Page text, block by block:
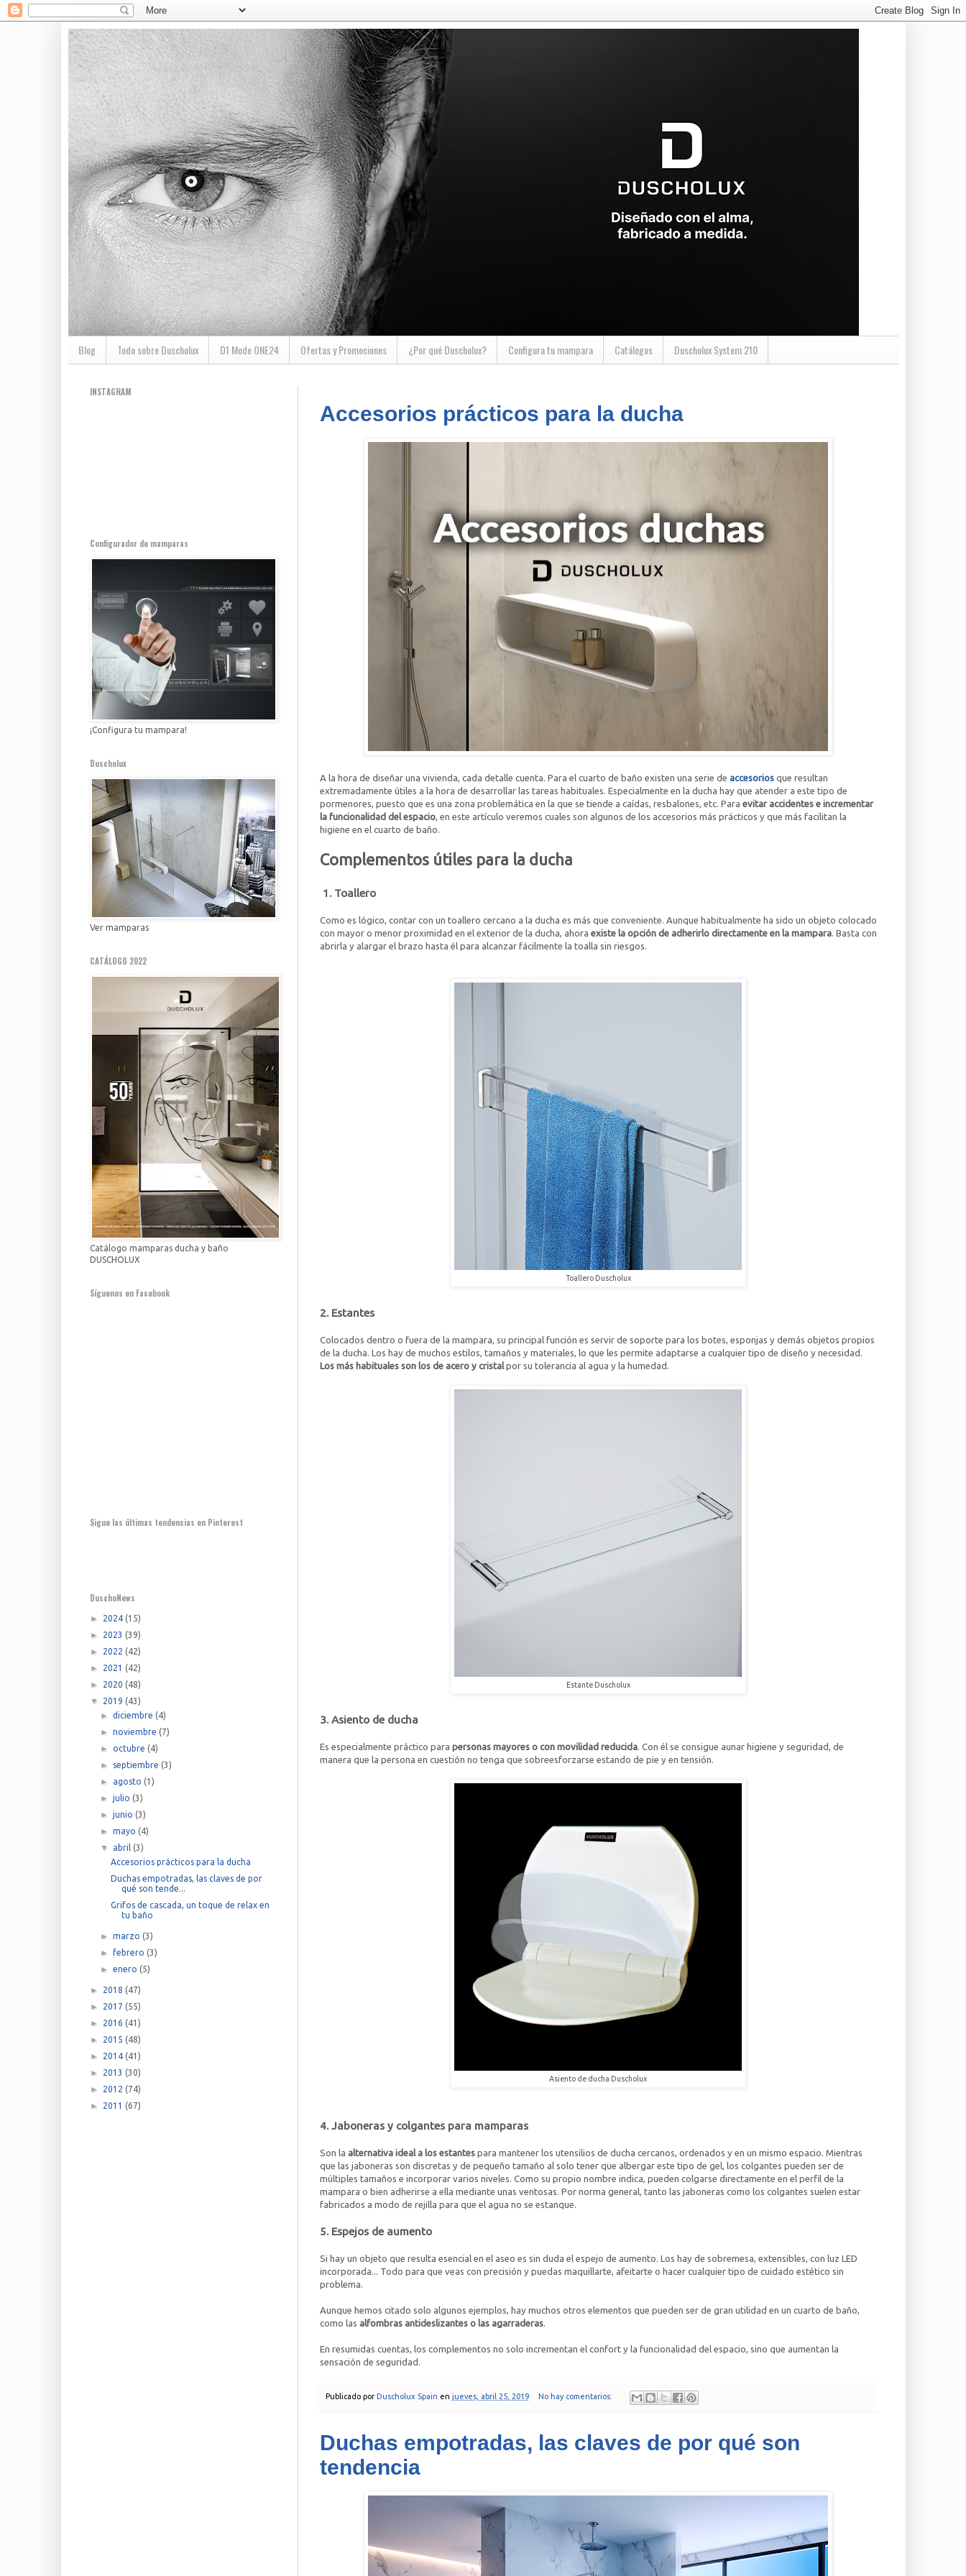
Blog Todo sobre Duscholux D1 Mode ONE24 Ofertas y Promociones ¿Por qué Duscholux? Configura tu mampara Catálogos Duscholux System 210
Accesorios prácticos para la ducha
A la hora de diseñar una vivienda, cada detalle cuenta. Para el cuarto de baño existen una serie de accesorios que resultan
extremadamente útiles a la hora de desarrollar las tareas habituales. Especialmente en la ducha hay que atender a este tipo de
pormenores, puesto que es una zona problemática en la que se tiende a caídas, resbalones, etc. Para evitar accidentes e incrementar
la funcionalidad del espacio, en este artículo veremos cuales son algunos de los accesorios más prácticos y que más facilitan la
higiene en el cuarto de baño.
Complementos útiles para la ducha
1. Toallero
Como es lógico, contar con un toallero cercano a la ducha es más que conveniente. Aunque habitualmente ha sido un objeto colocado
con mayor o menor proximidad en el exterior de la ducha, ahora existe la opción de adherirlo directamente en la mampara. Basta con
abrirla y alargar el brazo hasta él para alcanzar fácilmente la toalla sin riesgos.
Toallero Duscholux
2. Estantes
Colocados dentro o fuera de la mampara, su principal función es servir de soporte para los botes, esponjas y demás objetos propios
de la ducha. Los hay de muchos estilos, tamaños y materiales, lo que les permite adaptarse a cualquier tipo de diseño y necesidad.
Los más habituales son los de acero y cristalpor su tolerancia al agua y la humedad.
Estante Duscholux
3. Asiento de ducha
Es especialmente práctico para personas mayores o con movilidad reducida. Con él se consigue aunar higiene y seguridad, de
manera que la persona en cuestión no tenga que sobreesforzarse estando de pie y en tensión.
Asiento de ducha Duscholux
4. Jaboneras y colgantes para mamparas
Son la alternativa ideal a los estantespara mantener los utensilios de ducha cercanos, ordenados y en un mismo espacio. Mientras
que las jaboneras son discretas y de pequeño tamaño al solo tener que albergar este tipo de gel, los colgantes pueden ser de
múltiples tamaños e incorporar varios niveles. Como su propio nombre indica, pueden colgarse directamente en el perfil de la
mampara o bien adherirse a ella mediante unas ventosas. Por norma general, tanto las jaboneras como los colgantes suelen estar
fabricados a modo de rejilla para que el agua no se estanque.
5. Espejos de aumento
Si hay un objeto que resulta esencial en el aseo es sin duda el espejo de aumento. Los hay de sobremesa, extensibles, con luz LED
incorporada... Todo para que veas con precisión y puedas maquillarte, afeitarte o hacer cualquier tipo de cuidado estético sin
problema.
Aunque hemos citado solo algunos ejemplos, hay muchos otros elementos que pueden ser de gran utilidad en un cuarto de baño,
como las alfombras antideslizantes o las agarraderas.
En resumidas cuentas, los complementos no solo incrementan el confort y la funcionalidad del espacio, sino que aumentan la
sensación de seguridad.
Publicado por Duscholux Spain en jueves, abril 25, 2019 No hay comentarios:
Duchas empotradas, las claves de por qué son
tendencia
INSTAGRAM
Configurador de mamparas
¡Configura tu mampara!
Duscholux
Ver mamparas
CATÁLOGO 2022
Catálogo mamparas ducha y baño
DUSCHOLUX
Síguenos en Facebook
Sigue las últimas tendencias en Pinterest
DuschoNews
► 2024 (15)
► 2023 (39)
► 2022 (42)
► 2021 (42)
► 2020 (48)
▼ 2019 (43)
► diciembre (4)
► noviembre (7)
► octubre (4)
► septiembre (3)
► agosto (1)
► julio (3)
► junio (3)
► mayo (4)
▼ abril (3)
Accesorios prácticos para la ducha
Duchas empotradas, las claves de por
qué son tende...
Grifos de cascada, un toque de relax en
tu baño
► marzo (3)
► febrero (3)
► enero (5)
► 2018 (47)
► 2017 (55)
► 2016 (41)
► 2015 (48)
► 2014 (41)
► 2013 (30)
► 2012 (74)
► 2011 (67)